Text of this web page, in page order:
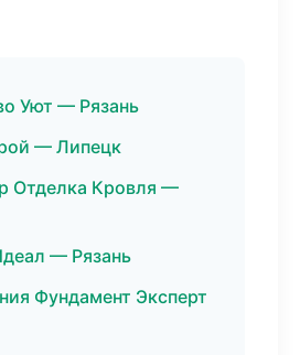
Уют — Рязань
— Липецк
Отделка Кровля —
— Рязань
Фундамент Эксперт